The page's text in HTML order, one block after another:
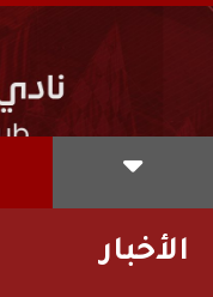
الأخبار